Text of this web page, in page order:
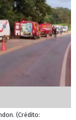
(Crédito: